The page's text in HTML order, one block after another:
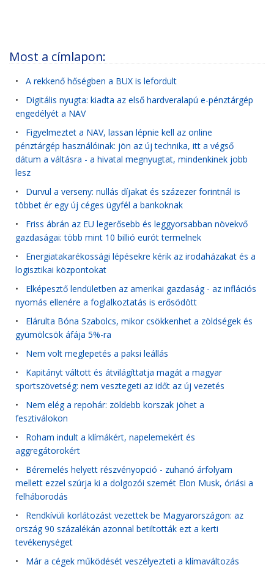
Most a címlapon:
• A rekkenő hőségben a BUX is lefordult
• Digitális nyugta: kiadta az első hardveralapú e-pénztárgép
engedélyét a NAV
• Figyelmeztet a NAV, lassan lépnie kell az online
pénztárgép használóinak: jön az új technika, itt a végső
dátum a váltásra - a hivatal megnyugtat, mindenkinek jobb
lesz
• Durvul a verseny: nullás díjakat és százezer forintnál is
többet ér egy új céges ügyfél a bankoknak
• Friss ábrán az EU legerősebb és leggyorsabban növekvő
gazdaságai: több mint 10 billió eurót termelnek
• Energiatakarékossági lépésekre kérik az irodaházakat és a
logisztikai központokat
• Elképesztő lendületben az amerikai gazdaság - az inflációs
nyomás ellenére a foglalkoztatás is erősödött
• Elárulta Bóna Szabolcs, mikor csökkenhet a zöldségek és
gyümölcsök áfája 5%-ra
• Nem volt meglepetés a paksi leállás
• Kapitányt váltott és átvilágíttatja magát a magyar
sportszövetség: nem vesztegeti az időt az új vezetés
• Nem elég a repohár: zöldebb korszak jöhet a
fesztiválokon
• Roham indult a klímákért, napelemekért és
aggregátorokért
• Béremelés helyett részvényopció - zuhanó árfolyam
mellett ezzel szúrja ki a dolgozói szemét Elon Musk, óriási a
felháborodás
• Rendkívüli korlátozást vezettek be Magyarországon: az
ország 90 százalékán azonnal betiltották ezt a kerti
tevékenységet
• Már a cégek működését veszélyezteti a klímaváltozás